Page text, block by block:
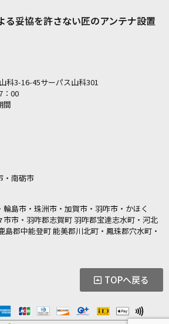
る妥協を許さない匠のアンテナ設置
科3-16-45サーパス山科301
：00
間
・南砺市
島市・珠洲市・加賀市・羽咋市・かほく
市・羽咋郡志賀町 羽咋郡宝達志水町・河北
島郡中能登町 能美郡川北町・鳳珠郡穴水町・
TOPへ戻る